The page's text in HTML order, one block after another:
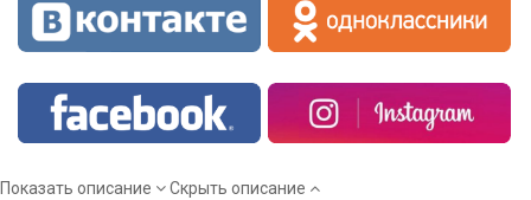
экологичность
устойчивость к перепадам температуры
внешней и внутренней стороны двери
Среди недостатков:
низкая сопротивляемость воздействию химических и
Показать описание Скрыть описание